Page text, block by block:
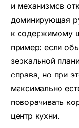
и механизмов
доминирующая
к содержимому
пример: если
зеркальной
справа, но при
максимально
поворачивать
центр кухни.